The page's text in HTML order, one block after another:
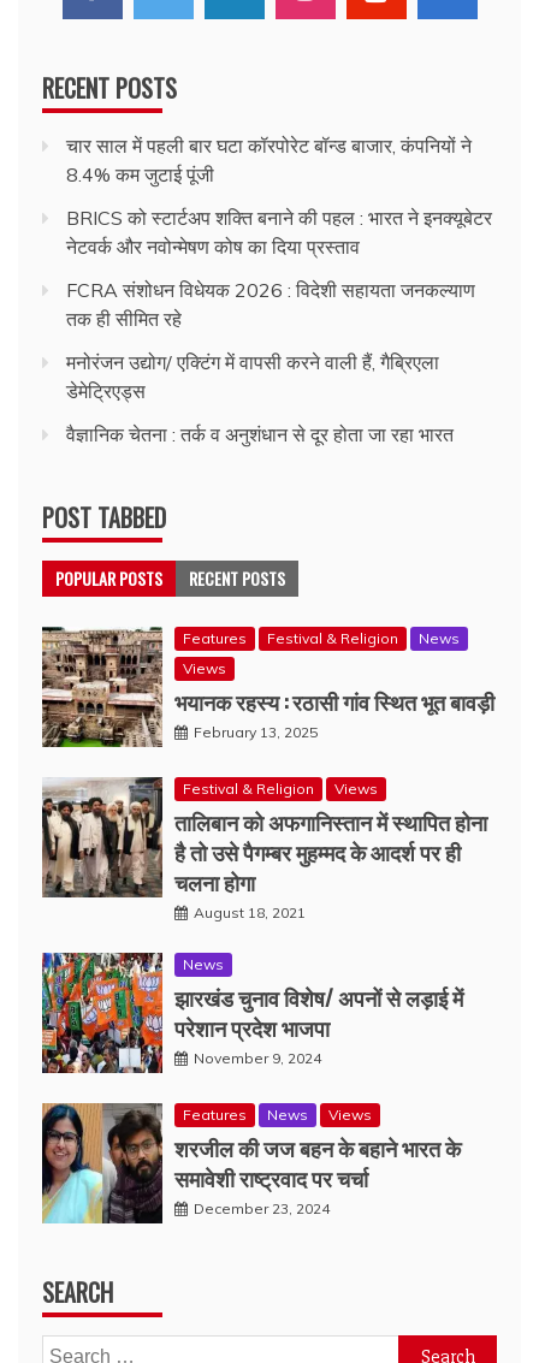
RECENT POSTS
चार साल में पहली बार घटा कॉरपोरेट बॉन्ड बाजार, कंपनियों ने
8.4% कम जुटाई पूंजी
BRICS को स्टार्टअप शक्ति बनाने की पहल : भारत ने इनक्यूबेटर
नेटवर्क और नवोन्मेषण कोष का दिया प्रस्ताव
FCRA संशोधन विधेयक 2026 : विदेशी सहायता जनकल्याण
तक ही सीमित रहे
मनोरंजन उद्योग/ एक्टिंग में वापसी करने वाली हैं, गैब्रिएला
डेमेट्रिएड्स
वैज्ञानिक चेतना : तर्क व अनुशंधान से दूर होता जा रहा भारत
POST TABBED
POPULAR POSTS RECENT POSTS
Features Festival & Religion
News
Views
भयानक रहस्य : रठासी गांव स्थित भूत बावड़ी
February 13, 2025
Festival & Religion Views
तालिबान को अफगानिस्तान में स्थापित होना
है तो उसे पैगम्बर मुहम्मद के आदर्श पर ही
चलना होगा
August 18, 2021
News
झारखंड चुनाव विशेष/ अपनों से लड़ाई में
परेशान प्रदेश भाजपा
November 9, 2024
Features News Views
शरजील की जज बहन के बहाने भारत के
समावेशी राष्ट्रवाद पर चर्चा
December 23, 2024
SEARCH
Search